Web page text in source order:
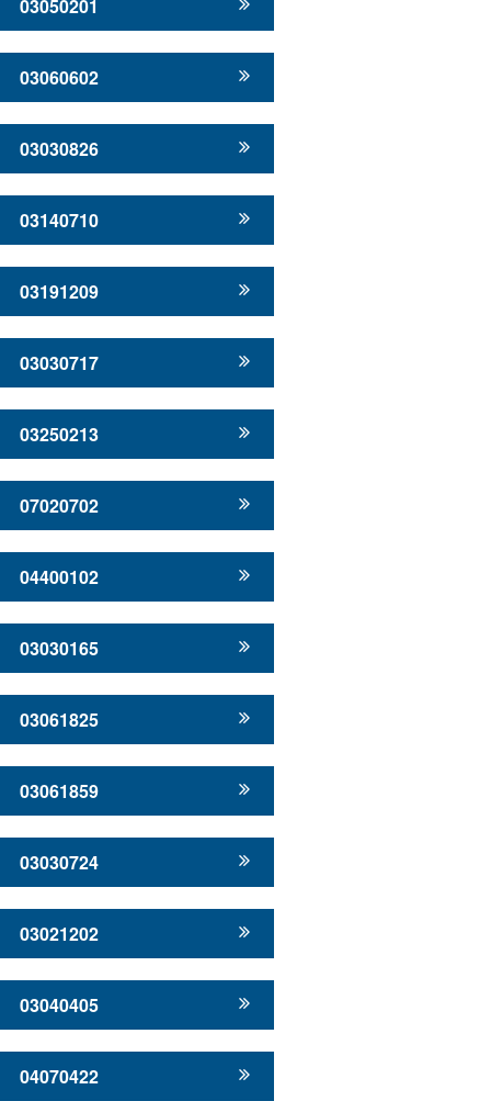
03050201
03060602
03030826
03140710
03191209
03030717
03250213
07020702
04400102
03030165
03061825
03061859
03030724
03021202
03040405
04070422